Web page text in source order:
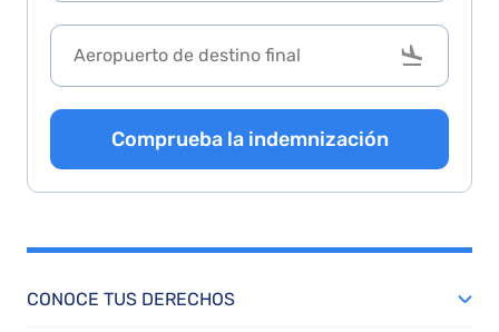
Comprueba la indemnización
CONOCE TUS DERECHOS